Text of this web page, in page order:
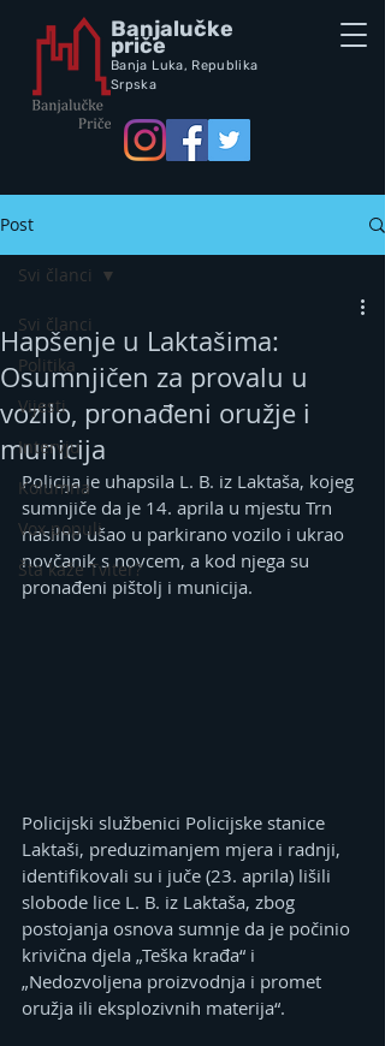
Banjalučke
priče
Banja Luka, Republika
Srpska
Post
Svi članci
Politika
Vijesti
Intervju
Kolumna
Vox populi
Šta kaže Tviter?
Svi članci
Hapšenje u Laktašima:
Osumnjičen za provalu u
vozilo, pronađeni oružje i
municija
Policija je uhapsila L. B. iz Laktaša, kojeg
sumnjiče da je 14. aprila u mjestu Trn
nasilno ušao u parkirano vozilo i ukrao
novčanik s novcem, a kod njega su
pronađeni pištolj i municija.
Policijski službenici Policijske stanice
Laktaši, preduzimanjem mjera i radnji,
identifikovali su i juče (23. aprila) lišili
slobode lice L. B. iz Laktaša, zbog
postojanja osnova sumnje da je počinio
krivična djela „Teška krađa“ i
„Nedozvoljena proizvodnja i promet
oružja ili eksplozivnih materija“.